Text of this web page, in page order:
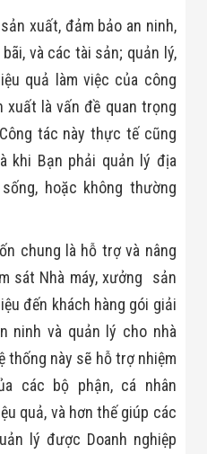
xuất, đảm bảo an ninh,
và các tài sản; quản lý,
quả làm việc của công
xuất là vấn đề quan trọng
tác này thực tế cũng
khi Bạn phải quản lý địa
hoặc không thường
chung là hỗ trợ và nâng
sát Nhà máy, xưởng sản
đến khách hàng gói giải
ninh và quản lý cho nhà
này sẽ hỗ trợ nhiệm
các bộ phận, cá nhân
quả, và hơn thế giúp các
lý được Doanh nghiệp